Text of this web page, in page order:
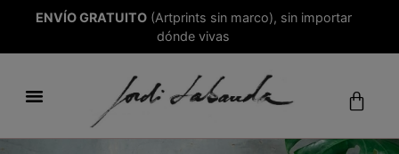
ENVÍO GRATUITO(Artprints sin marco), sin importar
dónde vivas